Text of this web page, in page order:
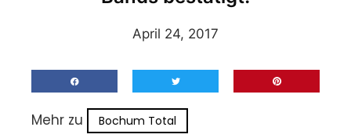
April 24, 2017
Mehr zu Bochum Total